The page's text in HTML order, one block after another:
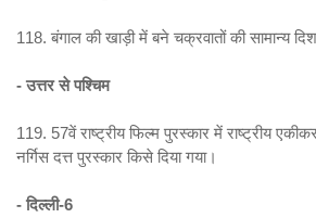
118. बंगाल की खाड़ी में बने चक्रवातों की सामान्य
- उत्तर से पश्चिम
119. 57वें राष्ट्रीय फिल्म पुरस्कार में राष्ट्रीय
नर्गिस दत्त पुरस्कार किसे दिया गया।
- दिल्ली-6